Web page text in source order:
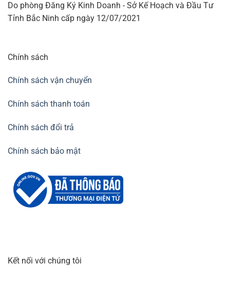
Do phòng Đăng Ký Kinh Doanh - Sở Kế Hoạch và Đầu Tư
Tỉnh Bắc Ninh cấp ngày 12/07/2021
Chính sách
Chính sách vận chuyển
Chính sách thanh toán
Chính sách đổi trả
Chính sách bảo mật
Kết nối với chúng tôi